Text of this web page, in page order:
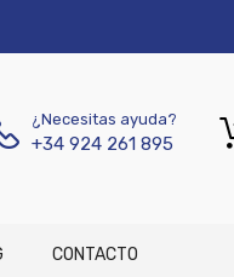
¿Necesitas ayuda?
+34 924 261 895
CONTACTO